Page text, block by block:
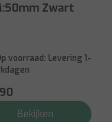
Zwart
voorraad: Levering 1-
Bekijken